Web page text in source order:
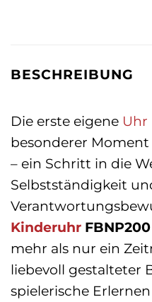
BESCHREIBUNG
Die erste eigene Uhr
besonderer
– ein Schritt in die
Selbstständigkeit
Kinderuhr
mehr als nur ein
liebevoll gestalteter
spielerische